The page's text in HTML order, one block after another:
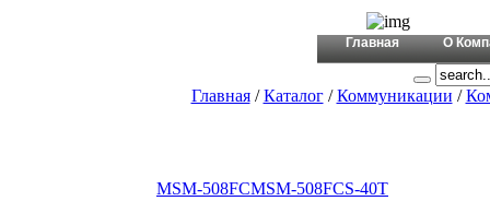
Главная О
Главная/Каталог/Коммуникации /
MSM-508FCMSM-508FCS-40T